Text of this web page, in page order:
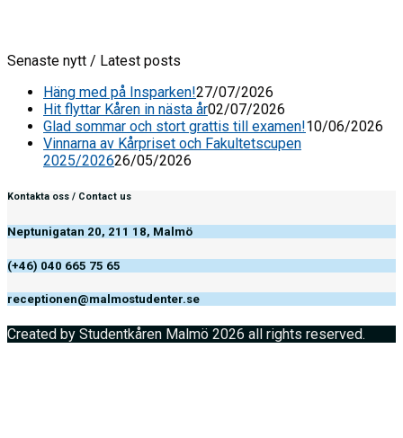
Senaste nytt / Latest posts
Häng med på Insparken!27/07/2026
Hit flyttar Kåren in nästa år02/07/2026
Glad sommar och stort grattis till examen!10/06/2026
Vinnarna av Kårpriset och Fakultetscupen
2025/202626/05/2026
Kontakta oss / Contact us
Neptunigatan 20, 211 18, Malmö
(+46) 040 665 75 65
receptionen@malmostudenter.se
Created by Studentkåren Malmö 2026 all rights reserved.